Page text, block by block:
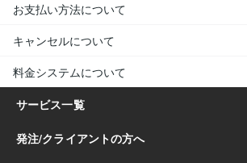
お支払い方法について
キャンセルについて
料金システムについて